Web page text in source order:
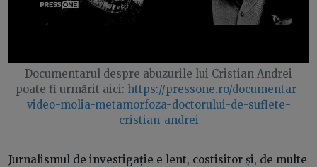
Documentarul despre abuzurile lui Cristian Andrei
poate fi urmărit aici: https://pressone.ro/documentar-
video-molia-metamorfoza-doctorului-de-suflete-
cristian-andrei
Jurnalismul de investigație e lent, costisitor și, de multe